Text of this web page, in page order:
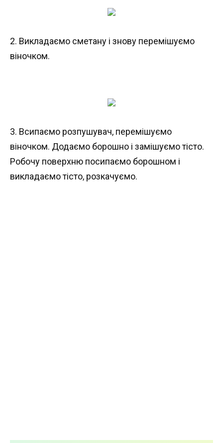
2. Викладаємо сметану і знову перемішуємо
віночком.
3. Всипаємо розпушувач, перемішуємо
віночком. Додаємо борошно і замішуємо тісто.
Робочу поверхню посипаємо борошном і
викладаємо тісто, розкачуємо.